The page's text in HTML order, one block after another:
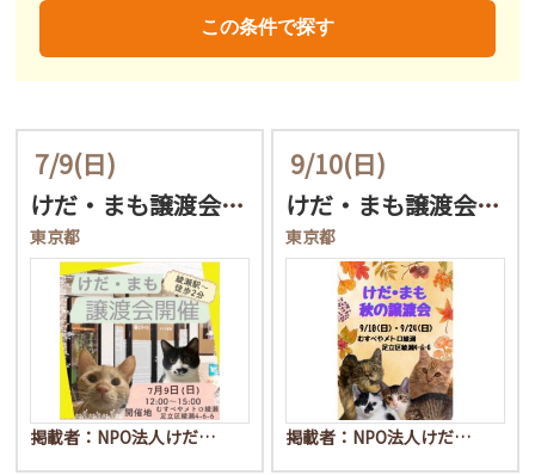
この条件で探す
7/9(日)
けだ・まも譲渡会in足立…
東京都
掲載者：NPO法人けだ…
9/10(日)
けだ・まも譲渡会in足立…
東京都
掲載者：NPO法人けだ…